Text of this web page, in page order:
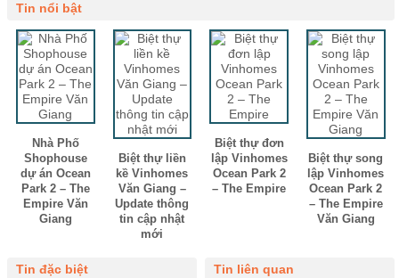
Tin nổi bật
Nhà Phố
Shophouse
dự án Ocean
Park 2 – The
Empire Văn
Giang
Biệt thự liền
kề Vinhomes
Văn Giang –
Update thông
tin cập nhật
mới
Biệt thự đơn
lập Vinhomes
Ocean Park 2
– The Empire
Biệt thự song
lập Vinhomes
Ocean Park 2
– The Empire
Văn Giang
Tin liên quan
Tin đặc biệt